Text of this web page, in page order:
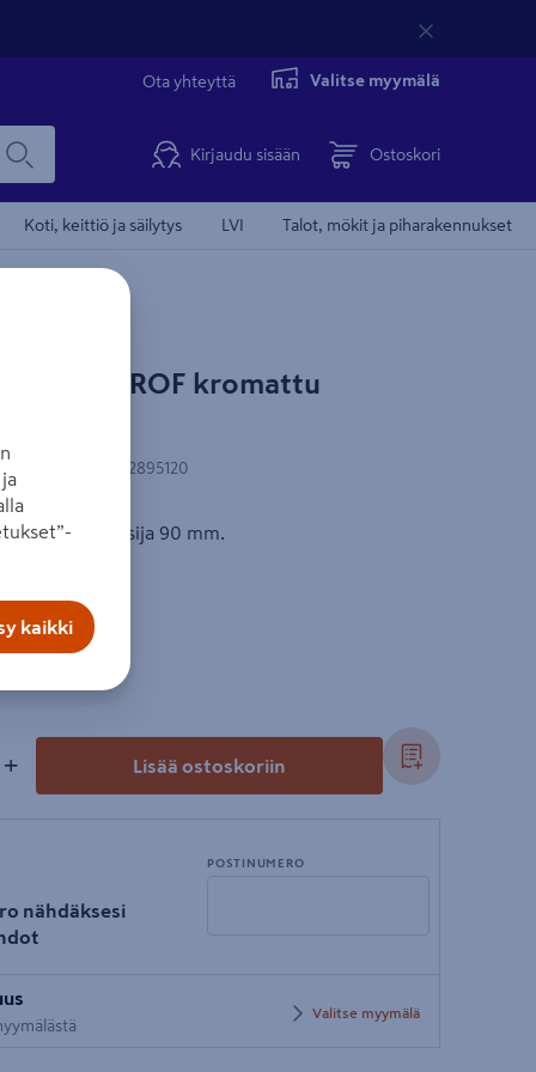
Ota yhteyttä Valitse myymälä
Kirjaudu sisään Ostoskori
Koti, keittiö ja säilytys LVI Talot, mökit ja piharakennukset
PROF kromattu
6405422895120
halkaisija 90 mm.
+ Lisää ostoskoriin
nähdäksesi
POSTINUMERO
postinumero
Valitse myymälä
kaikki